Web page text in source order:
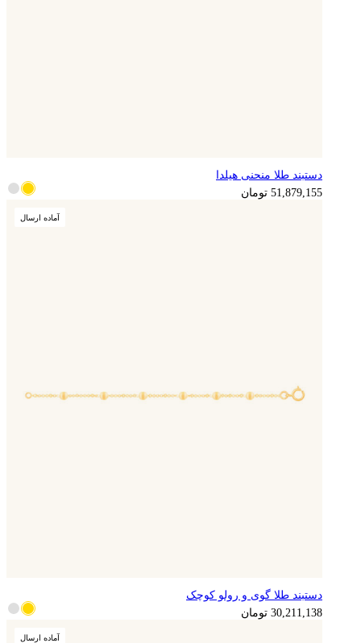
12,969,789 تومان
دستبند طلا منحنی هیلدا
51,879,155 تومان
آماده ارسال
دستبند طلا گوی و رولو کوچک
30,211,138 تومان
آماده ارسال